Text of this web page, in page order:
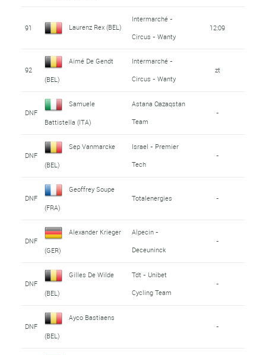
91 Laurenz Rex (BEL)
Intermarché -
Circus - Wanty
12:09
92
Aimé De Gendt
(BEL)
Intermarché -
Circus - Wanty
zt
DNF
Samuele
Battistella (ITA)
Astana Qazaqstan
Team
-
DNF
Sep Vanmarcke
(BEL)
Israel - Premier
Tech
-
DNF
Geoffrey Soupe
(FRA)
Totalenergies -
DNF
Alexander Krieger
(GER)
Alpecin -
Deceuninck
-
DNF
Gilles De Wilde
(BEL)
Tdt - Unibet
Cycling Team
-
DNF
Ayco Bastiaens
(BEL)
-